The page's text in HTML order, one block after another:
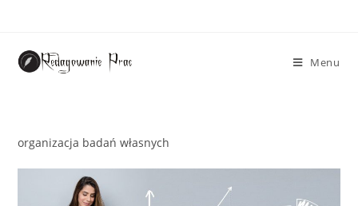
Menu
organizacja badań własnych